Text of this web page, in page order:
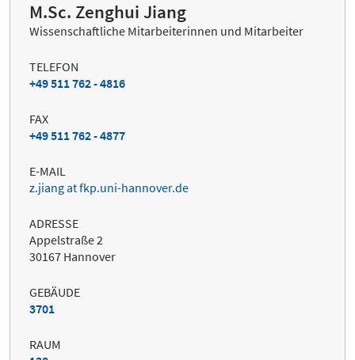
M.Sc. Zenghui Jiang
Wissenschaftliche Mitarbeiterinnen und Mitarbeiter
TELEFON
+49 511 762 - 4816
FAX
+49 511 762 - 4877
E-MAIL
z.jiang at fkp.uni-hannover.de
ADRESSE
Appelstraße 2
30167 Hannover
GEBÄUDE
3701
RAUM